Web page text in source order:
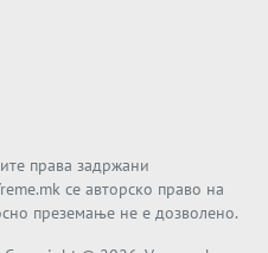
на НАТО во Анкара
права задржани
се авторско право на
преземање не е дозволено.